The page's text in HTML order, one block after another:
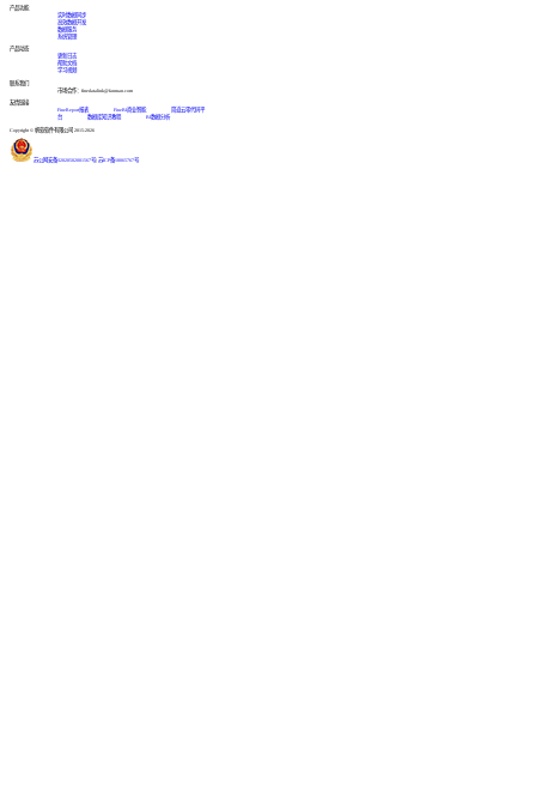
产品功能
实时数据同步
高效数据开发
数据服务
系统管理
产品动态
更新日志
帮助文档
学习视频
联系我们
市场合作：finedatalink@fanruan.com
友情链接
FineReport报表
FineBI商业智能
简道云零代码平
台
数据库知识教程 BI数据分析
Copyright © 帆软软件有限公司 2015-2026
苏公网安备32020502001567号 苏ICP备18065767号